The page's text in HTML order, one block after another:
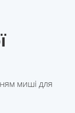
миші для